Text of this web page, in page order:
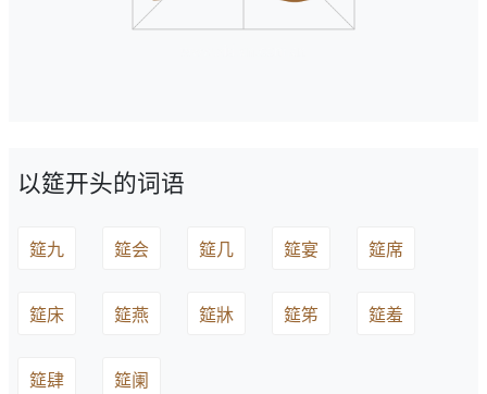
以筵开头的词语
筵九 筵会 筵几 筵宴 筵席
筵床 筵燕 筵牀 筵笫 筵羞
筵肆 筵阑